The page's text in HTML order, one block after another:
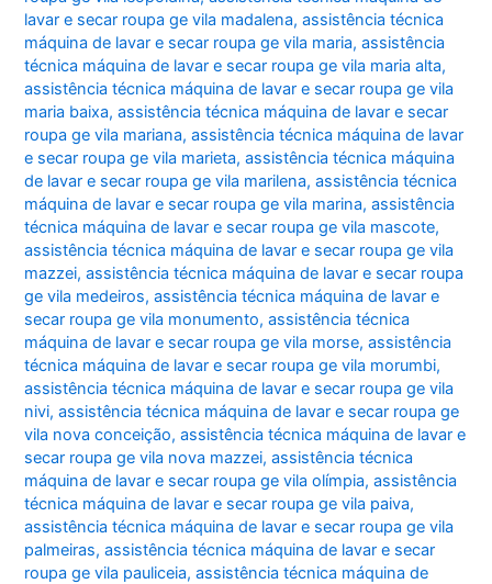
lavar e secar roupa ge vila madalena,assistência técnica
máquina de lavar e secar roupa ge vila maria,assistência
técnica máquina de lavar e secar roupa ge vila maria alta,
assistência técnica máquina de lavar e secar roupa ge vila
maria baixa,assistência técnica máquina de lavar e secar
roupa ge vila mariana,assistência técnica máquina de lavar
e secar roupa ge vila marieta,assistência técnica máquina
de lavar e secar roupa ge vila marilena,assistência técnica
máquina de lavar e secar roupa ge vila marina,assistência
técnica máquina de lavar e secar roupa ge vila mascote,
assistência técnica máquina de lavar e secar roupa ge vila
mazzei,assistência técnica máquina de lavar e secar roupa
ge vila medeiros,assistência técnica máquina de lavar e
secar roupa ge vila monumento,assistência técnica
máquina de lavar e secar roupa ge vila morse,assistência
técnica máquina de lavar e secar roupa ge vila morumbi,
assistência técnica máquina de lavar e secar roupa ge vila
nivi,assistência técnica máquina de lavar e secar roupa ge
vila nova conceição,assistência técnica máquina de lavar e
secar roupa ge vila nova mazzei,assistência técnica
máquina de lavar e secar roupa ge vila olímpia,assistência
técnica máquina de lavar e secar roupa ge vila paiva,
assistência técnica máquina de lavar e secar roupa ge vila
palmeiras,assistência técnica máquina de lavar e secar
roupa ge vila pauliceia,assistência técnica máquina de